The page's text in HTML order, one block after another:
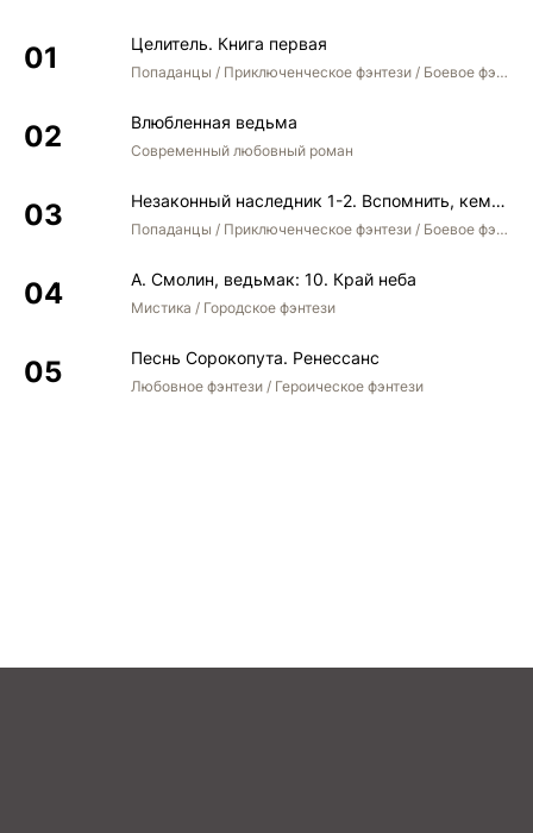
Целитель. Книга первая
Попаданцы / Приключенческое фэнтези / Боевое фэнтези
Влюбленная ведьма
Современный любовный роман
Незаконный наследник 1-2. Вспомнить, кем был. Стать собой. Остаться собой
Попаданцы / Приключенческое фэнтези / Боевое фэнтези / Юмористическое фэнтези
А. Смолин, ведьмак: 10. Край неба
Мистика / Городское фэнтези
Песнь Сорокопута. Ренессанс
Любовное фэнтези / Героическое фэнтези